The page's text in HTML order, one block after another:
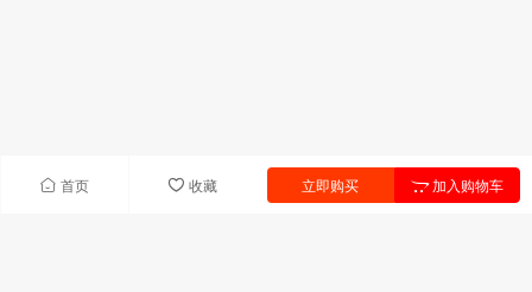
首页 收藏 立即购买 加入购物车